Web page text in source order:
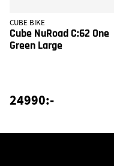
CUBE BIKE
Cube NuRoad C:62 One
Green Large
24990:-